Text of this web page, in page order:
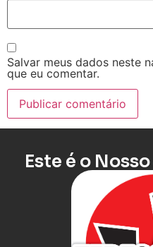
Salvar meus dados neste
que eu comentar.
Este é o